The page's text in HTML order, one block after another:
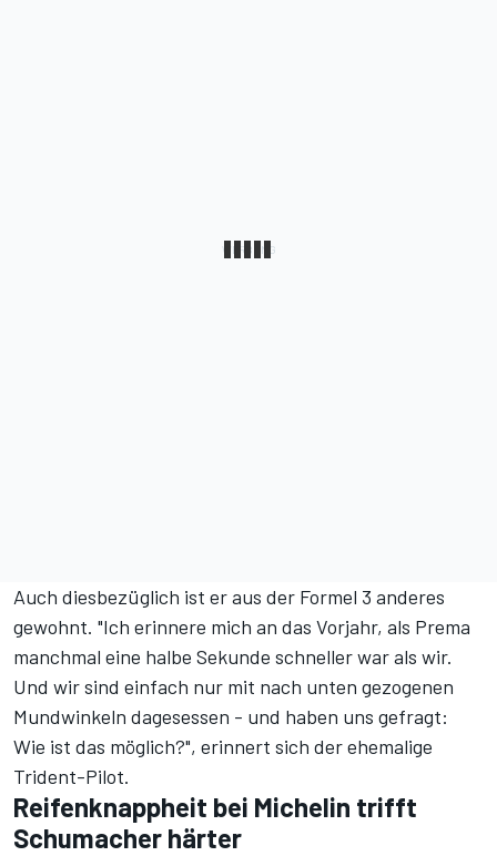
Auch diesbezüglich ist er aus der Formel 3 anderes
gewohnt. "Ich erinnere mich an das Vorjahr, als Prema
manchmal eine halbe Sekunde schneller war als wir.
Und wir sind einfach nur mit nach unten gezogenen
Mundwinkeln dagesessen - und haben uns gefragt:
Wie ist das möglich?", erinnert sich der ehemalige
Trident-Pilot.
Reifenknappheit bei Michelin trifft
Schumacher härter